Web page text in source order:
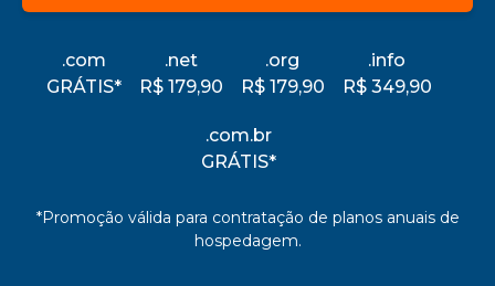
.com
GRÁTIS*
.net
R$ 179,90
.org
R$ 179,90
.info
R$ 349,90
.com.br
GRÁTIS*
*Promoção válida para contratação de planos anuais de
hospedagem.